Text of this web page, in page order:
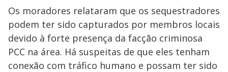
Os moradores relataram que os sequestradores
podem ter sido capturados por membros locais
devido à forte presença da facção criminosa
PCC na área. Há suspeitas de que eles tenham
conexão com tráfico humano e possam ter sido